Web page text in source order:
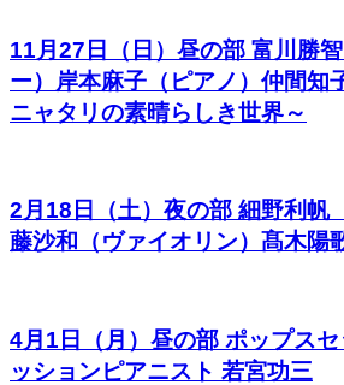
11月27日（日）昼の部 富川勝
ー）岸本麻子（ピアノ）仲間知
ニャタリの素晴らしき世界～
2月18日（土）夜の部 細野利帆
藤沙和（ヴァイオリン）髙木陽
4月1日（月）昼の部 ポップス
ッションピアニスト 若宮功三